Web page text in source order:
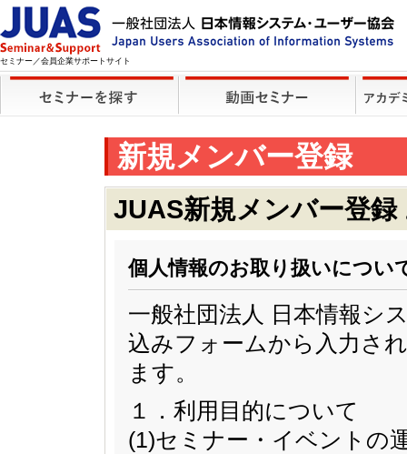
セミナー／会員企業サポートサイト
新規メンバー登録
JUAS新規メンバー登
個人情報のお取り扱いについ
一般社団法人 日本情報シ
込みフォームから入力さ
ます。
１．利用目的について
(1)セミナー・イベントの